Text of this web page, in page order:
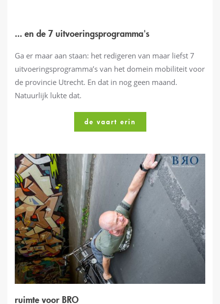
... en de 7 uitvoeringsprogramma's
Ga er maar aan staan: het redigeren van maar liefst 7
uitvoeringsprogramma’s van het domein mobiliteit voor
de provincie Utrecht. En dat in nog geen maand.
Natuurlijk lukte dat.
de vaart erin
ruimte voor BRO